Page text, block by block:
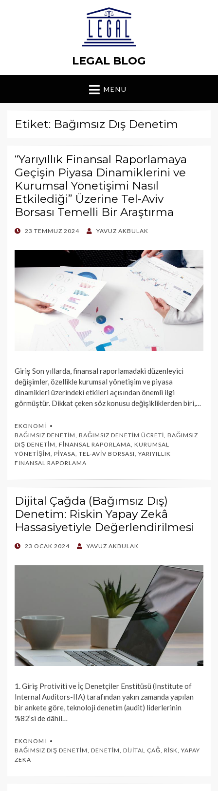
LEGAL BLOG
MENU
Etiket: Bağımsız Dış Denetim
“Yarıyıllık Finansal Raporlamaya
Geçişin Piyasa Dinamiklerini ve
Kurumsal Yönetişimi Nasıl
Etkilediği” Üzerine Tel-Aviv
Borsası Temelli Bir Araştırma
POSTED
23 TEMMUZ 2024 YAVUZ AKBULAK
Giriş Son yıllarda, finansal raporlamadaki düzenleyici
değişimler, özellikle kurumsal yönetişim ve piyasa
dinamikleri üzerindeki etkileri açısından önemli ilgi
görmüştür. Dikkat çeken söz konusu değişikliklerden biri,…
EKONOMI
BAĞIMSIZ DENETIM, BAĞIMSIZ DENETIM ÜCRETI, BAĞIMSIZ
DIŞ DENETIM, FINANSAL RAPORLAMA, KURUMSAL
YÖNETIŞIM, PIYASA, TEL-AVIV BORSASI, YARIYILLIK
FINANSAL RAPORLAMA
Dijital Çağda (Bağımsız Dış)
Denetim: Riskin Yapay Zekâ
Hassasiyetiyle Değerlendirilmesi
POSTED
23 OCAK 2024 YAVUZ AKBULAK
1. Giriş Protiviti ve İç Denetçiler Enstitüsü (Institute of
Internal Auditors-IIA) tarafından yakın zamanda yapılan
bir ankete göre, teknoloji denetim (audit) liderlerinin
%82’si de dâhil…
EKONOMI
BAĞIMSIZ DIŞ DENETIM DENETIM DIJITAL ÇAĞ RISK YAPAY
ZEKA